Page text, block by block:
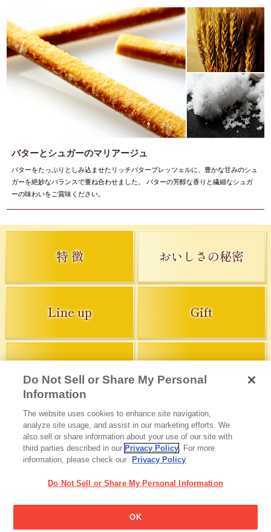
バターとシュガーのマリアージュ
バターをたっぷりとしみ込ませたリッチバタープレッツェルに、豊かな甘みのシュ
ガーを絶妙なバランスで重ね合わせました。
バターの芳醇な香りと繊細なシュガ
ーの味わいをご賞味ください。
特 徴 おいしさの秘密
Line up Gift
Glicoからの最新情報を受け取る
ソーシャルメディアポリシー サイトマップ Cookie 設定
EZAKI GLICO CO.,LTD. All rights reserved.
Do Not Sell or Share My Personal
Information
The website uses cookies to enhance site navigation,
analyze site usage, and assist in our marketing efforts. We
also sell or share information about your use of our site with
third parties described in our Privacy Policy. For more
information, please check our
Privacy Policy
Do Not Sell or Share My Personal Information
OK